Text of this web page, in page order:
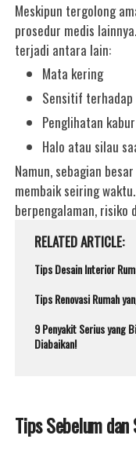
Meskipun tergolong
prosedur medis
terjadi antara lain:
Mata kering
Sensitif terhadap
Penglihatan
Halo atau silau
Namun, sebagian
membaik seiring
berpengalaman, risiko
RELATED ARTICLE
Tips Desain Interior
Tips Renovasi Rumah
9 Penyakit Serius yang
Diabaikan!
Tips Sebelum dan